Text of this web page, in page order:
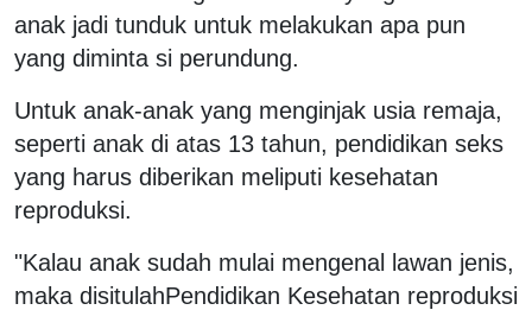
anak jadi tunduk untuk melakukan apa pun
yang diminta si perundung.
Untuk anak-anak yang menginjak usia remaja,
seperti anak di atas 13 tahun, pendidikan seks
yang harus diberikan meliputi kesehatan
reproduksi.
"Kalau anak sudah mulai mengenal lawan jenis,
maka disitulahPendidikan Kesehatan reproduksi